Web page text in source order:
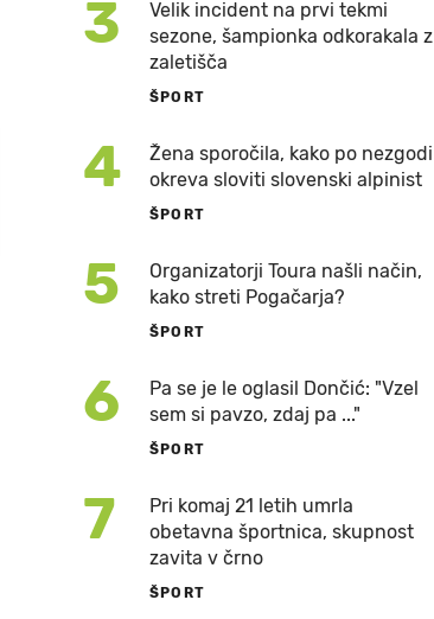
3
Velik incident na prvi tekmi
sezone, šampionka odkorakala z
zaletišča
ŠPORT
4
Žena sporočila, kako po nezgodi
okreva sloviti slovenski alpinist
ŠPORT
5
Organizatorji Toura našli način,
kako streti Pogačarja?
ŠPORT
6
Pa se je le oglasil Dončić: "Vzel
sem si pavzo, zdaj pa ..."
ŠPORT
7
Pri komaj 21 letih umrla
obetavna športnica, skupnost
zavita v črno
ŠPORT